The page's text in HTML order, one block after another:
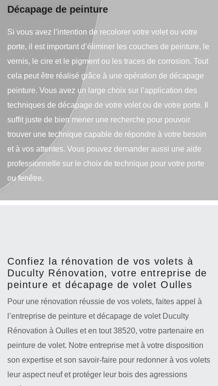
Décapage de peinture
Si vous avez l’intention de recolorer votre volet ou votre
porte, il est important d’éliminer les couches de peinture, le
vernis, le cire et le pigment ou les traces de corrosion. Tout
cela peut être réalisé grâce à une opération de décapage
peinture. Vous avez un large choix sur l’application des
techniques de décapage de votre volet ou de votre porte. Il
suffit juste de bien mener une recherche pour pouvoir
trouver une technique capable de répondre à votre besoin
et à vos attentes. Vous pouvez demander aussi une aide
professionnelle sur le choix de technique pour votre porte
ou fenêtre.
Confiez la rénovation de vos volets à
Duculty Rénovation, votre entreprise de
peinture et décapage de volet Oulles
Pour une rénovation réussie de vos volets, faites appel à
l’entreprise de peinture et décapage de volet Duculty
Rénovation à Oulles et en tout 38520, votre partenaire en
peinture de volet. Notre entreprise met à votre disposition
son expertise et son savoir-faire pour redonner à vos volets
leur aspect neuf et protéger leur bois des agressions